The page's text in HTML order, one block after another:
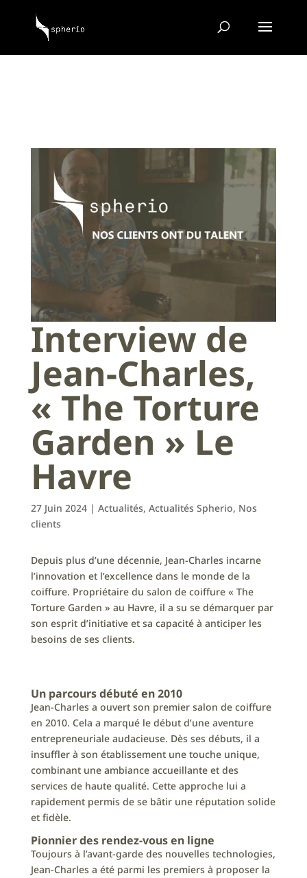
Interview de
Jean-Charles,
« The Torture
Garden » Le
Havre
27 Juin 2024| Actualités, Actualités Spherio, Nos
clients
Depuis plus d’une décennie, Jean-Charles incarne
l’innovation et l’excellence dans le monde de la
coiffure. Propriétaire du salon de coiffure « The
Torture Garden » au Havre, il a su se démarquer par
son esprit d’initiative et sa capacité à anticiper les
besoins de ses clients.
Un parcours débuté en 2010
Jean-Charles a ouvert son premier salon de coiffure
en 2010. Cela a marqué le début d’une aventure
entrepreneuriale audacieuse. Dès ses débuts, il a
insuffler à son établissement une touche unique,
combinant une ambiance accueillante et des
services de haute qualité. Cette approche lui a
rapidement permis de se bâtir une réputation solide
et fidèle.
Pionnier des rendez-vous en ligne
Toujours à l’avant-garde des nouvelles technologies,
Jean-Charles a été parmi les premiers à proposer la